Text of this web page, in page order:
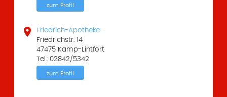
zum Profil

Friedrich-Apotheke
Friedrichstr. 14
47475 Kamp-Lintfort
Tel.: 02842/5342
zum Profil